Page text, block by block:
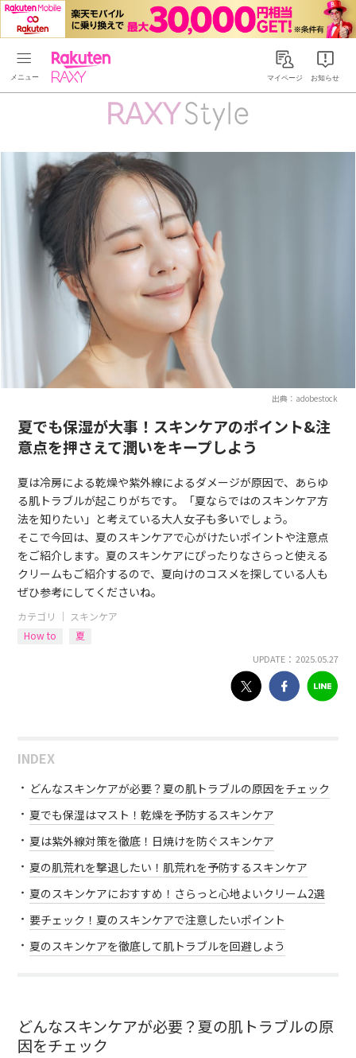
Rakuten RAXYマイページ お知らせ
出典：adobestock
夏でも保湿が大事！スキンケアのポイント&注
意点を押さえて潤いをキープしよう
夏は冷房による乾燥や紫外線によるダメージが原因で、あらゆ
る肌トラブルが起こりがちです。「夏ならではのスキンケア方
法を知りたい」と考えている大人女子も多いでしょう。
そこで今回は、夏のスキンケアで心がけたいポイントや注意点
をご紹介します。夏のスキンケアにぴったりなさらっと使える
クリームもご紹介するので、夏向けのコスメを探している人も
ぜひ参考にしてくださいね。
カテゴリ ｜ スキンケア
How to
夏
UPDATE： 2025.05.27
INDEX
どんなスキンケアが必要？夏の肌トラブルの原因をチェック
夏でも保湿はマスト！乾燥を予防するスキンケア
夏は紫外線対策を徹底！日焼けを防ぐスキンケア
夏の肌荒れを撃退したい！肌荒れを予防するスキンケア
夏のスキンケアにおすすめ！さらっと心地よいクリーム2選
要チェック！夏のスキンケアで注意したいポイント
夏のスキンケアを徹底して肌トラブルを回避しよう
どんなスキンケアが必要？夏の肌トラブルの原
因をチェック